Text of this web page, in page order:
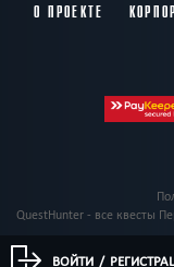
О ПРОЕКТЕ
QuestHunter - все квесты
ВОЙТИ /